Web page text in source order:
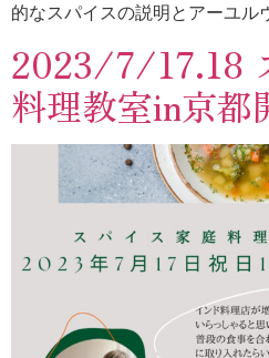
的なスパイスの説明とアーユ
2023/7/17.18
料理教室in京都